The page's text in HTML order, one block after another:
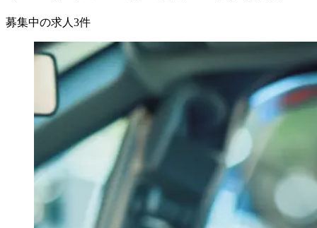
募集中の求人 3件